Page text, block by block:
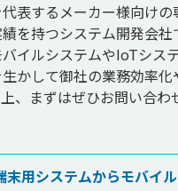
表するメーカー様向け
を持つシステム開発会
イルシステムやIoTシス
かして御社の業務効率
、まずはぜひお問い合わ
用システムからモバイ